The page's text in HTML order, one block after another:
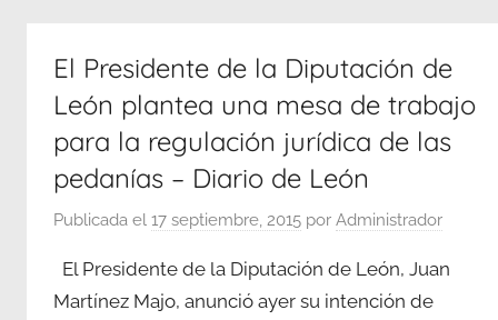
El Presidente de la Diputación de
León plantea una mesa de trabajo
para la regulación jurídica de las
pedanías – Diario de León
Publicada el 17 septiembre, 2015 por Administrador
El Presidente de la Diputación de León, Juan
Martínez Majo, anunció ayer su intención de